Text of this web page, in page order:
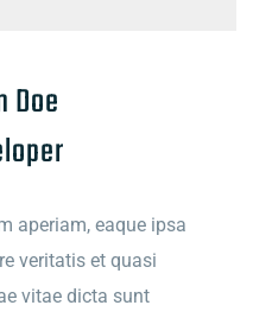
Doe
aperiam, eaque ipsa
veritatis et quasi
vitae dicta sunt